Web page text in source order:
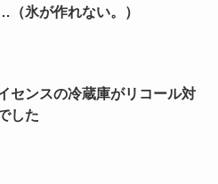
（氷が作れない。）
センスの冷蔵庫がリコール対
した